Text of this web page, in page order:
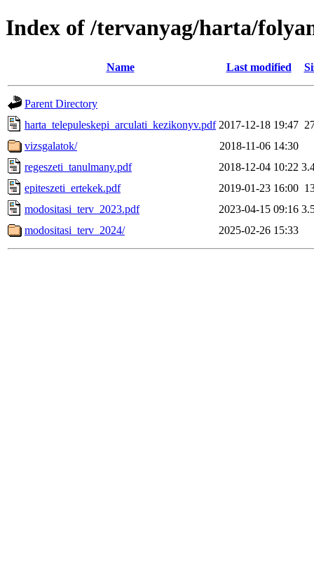
Index of /tervanyag/harta/
Name Last modified
Parent Directory
harta_telepuleskepi_arculati_kezikonyv.pdf 2017-12-18 19:47
vizsgalatok/
2018-11-06 14:30
regeszeti_tanulmany.pdf
2018-12-04 10:22
epiteszeti_ertekek.pdf
2019-01-23 16:00
modositasi_terv_2023.pdf
2023-04-15 09:16
modositasi_terv_2024/
2025-02-26 15:33